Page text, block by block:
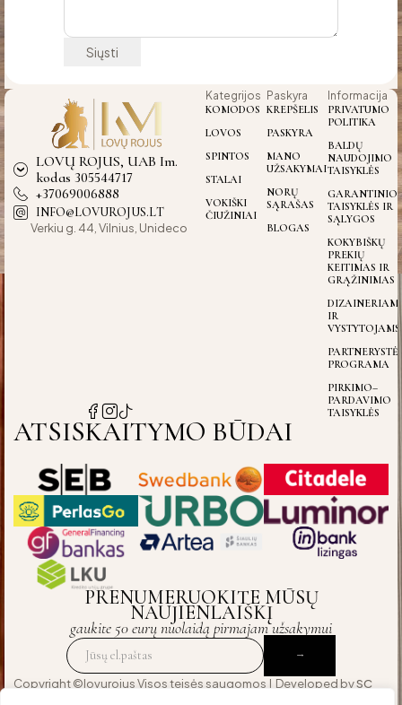
Kategrijos
KOMODOS
LOVOS
SPINTOS
STALAI
VOKIŠKI
ČIUŽINIAI
Paskyra
KREPŠELIS
PASKYRA
MANO
UŽSAKYMAI
NORŲ
SĄRAŠAS
BLOGAS
Informacija
PRIVATUMO
POLITIKA
BALDŲ
NAUDOJIMO
TAISYKLĖS
GARANTINIO
TAISYKLĖS IR
SĄLYGOS
KOKYBIŠKŲ
PREKIŲ
KEITIMAS IR
GRĄŽINIMAS
IR
VYSTYTOJAMS
PROGRAMA
PIRKIMO–
PARDAVIMO
TAISYKLĖS
LOVŲ ROJUS, UAB Im.
kodas 305544717
+37069006888
INFO@LOVUROJUS.LT
Verkiu g. 44, Vilnius, Unideco
ATSISKAITYMO BŪDAI
PRENUMERUOKITE MŪSŲ
NAUJIENLAIŠKĮ
gaukite 50 eurų nuolaidą pirmajam užsakymui
Copyright ©lovurojus Visos teisės saugomos | Developed bySC